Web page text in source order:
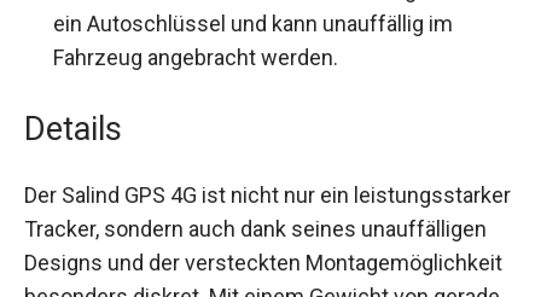
Klein und diskret: Der Tracker ist so groß wie
ein Autoschlüssel und kann unauffällig im
Fahrzeug angebracht werden.
Details
Der Salind GPS 4G ist nicht nur ein
leistungsstarker Tracker, sondern auch dank
seines unauffälligen Designs und der